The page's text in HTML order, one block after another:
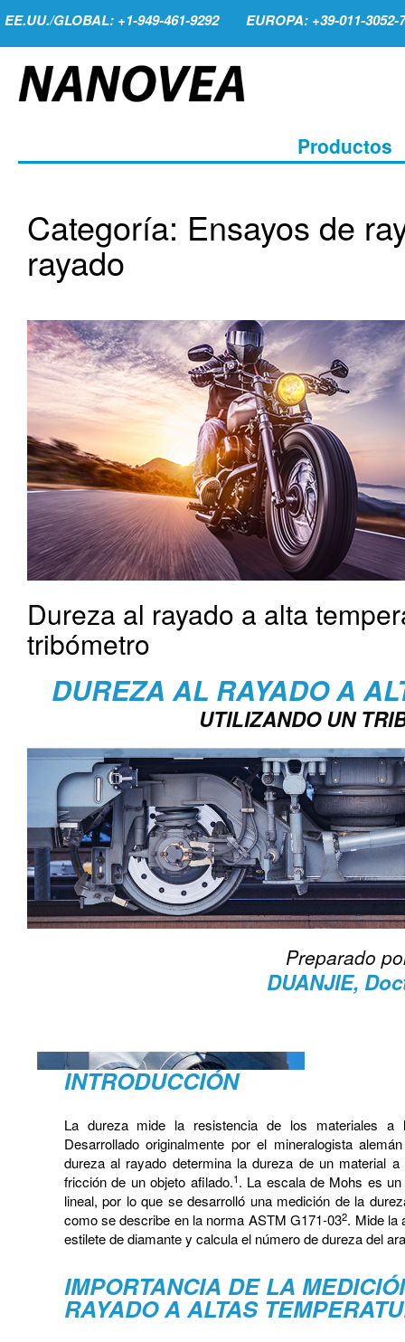
EE.UU./GLOBAL: +1-949-461-9292 EUROPA: +39-011-3052-
Productos
Categoría: Ensayos de
rayado
Dureza al rayado a alta
tribómetro
DUREZA AL RAYADO A
UTILIZANDO UN
Preparado
DUANJIE,
INTRODUCCIÓN
La dureza mide la resistencia de los materiales a
Desarrollado originalmente por el mineralogista
dureza al rayado determina la dureza de un material
fricción de un objeto afilado.1. La escala de Mohs es
lineal, por lo que se desarrolló una medición de la
como se describe en la norma ASTM G171-032. Mide la
estilete de diamante y calcula el número de dureza del
IMPORTANCIA DE LA
RAYADO A ALTAS